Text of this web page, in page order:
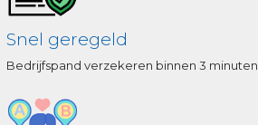
Snel geregeld
Bedrijfspand verzekeren binnen 3 minuten